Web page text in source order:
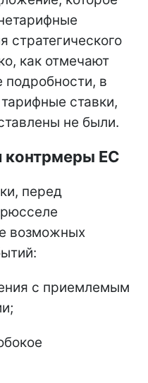
стратегического
как отмечают
подробности, в
ставки,
не были.
контрмеры ЕС
перед
возможных
с приемлемым